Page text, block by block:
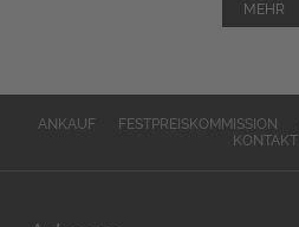
MEHR
ANKAUF FESTPREISKOMMISSION
KONTAKT